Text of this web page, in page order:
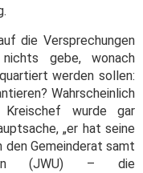
die Versprechungen
gebe, wonach
werden sollen:
Wahrscheinlich
Kreischef wurde gar
„er hat seine
den Gemeinderat samt
(JWU) – die